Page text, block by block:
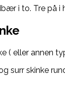
i to. Tre på i
( eller annen
surr skinke